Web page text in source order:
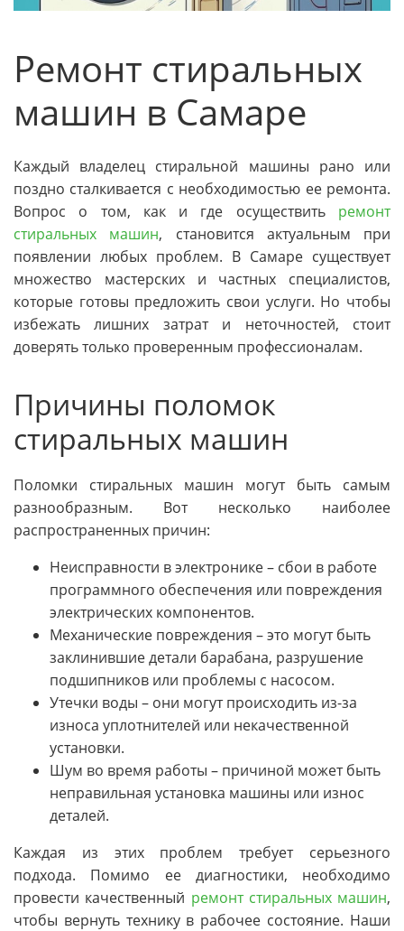
Ремонт стиральных
машин в Самаре
Каждый владелец стиральной машины рано или
поздно сталкивается с необходимостью ее ремонта.
Вопрос о том, как и где осуществить ремонт
стиральных машин, становится актуальным при
появлении любых проблем. В Самаре существует
множество мастерских и частных специалистов,
которые готовы предложить свои услуги. Но чтобы
избежать лишних затрат и неточностей, стоит
доверять только проверенным профессионалам.
Причины поломок
стиральных машин
Поломки стиральных машин могут быть самым
разнообразным. Вот несколько наиболее
распространенных причин:
Неисправности в электронике – сбои в работе
программного обеспечения или повреждения
электрических компонентов.
Механические повреждения – это могут быть
заклинившие детали барабана, разрушение
подшипников или проблемы с насосом.
Утечки воды – они могут происходить из-за
износа уплотнителей или некачественной
установки.
Шум во время работы – причиной может быть
неправильная установка машины или износ
деталей.
Каждая из этих проблем требует серьезного
подхода. Помимо ее диагностики, необходимо
провести качественный ремонт стиральных машин,
чтобы вернуть технику в рабочее состояние. Наши